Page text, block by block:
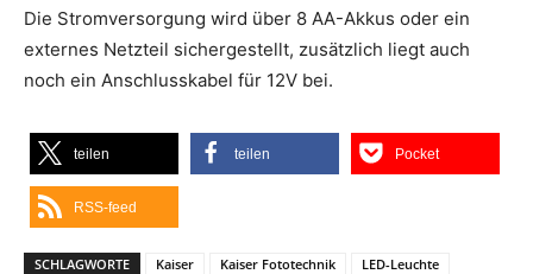
Die Stromversorgung wird über 8 AA-Akkus oder ein
externes Netzteil sichergestellt, zusätzlich liegt auch
noch ein Anschlusskabel für 12V bei.
teilen teilen Pocket
RSS-feed
SCHLAGWORTE Kaiser Kaiser Fototechnik
LED-Leuchte